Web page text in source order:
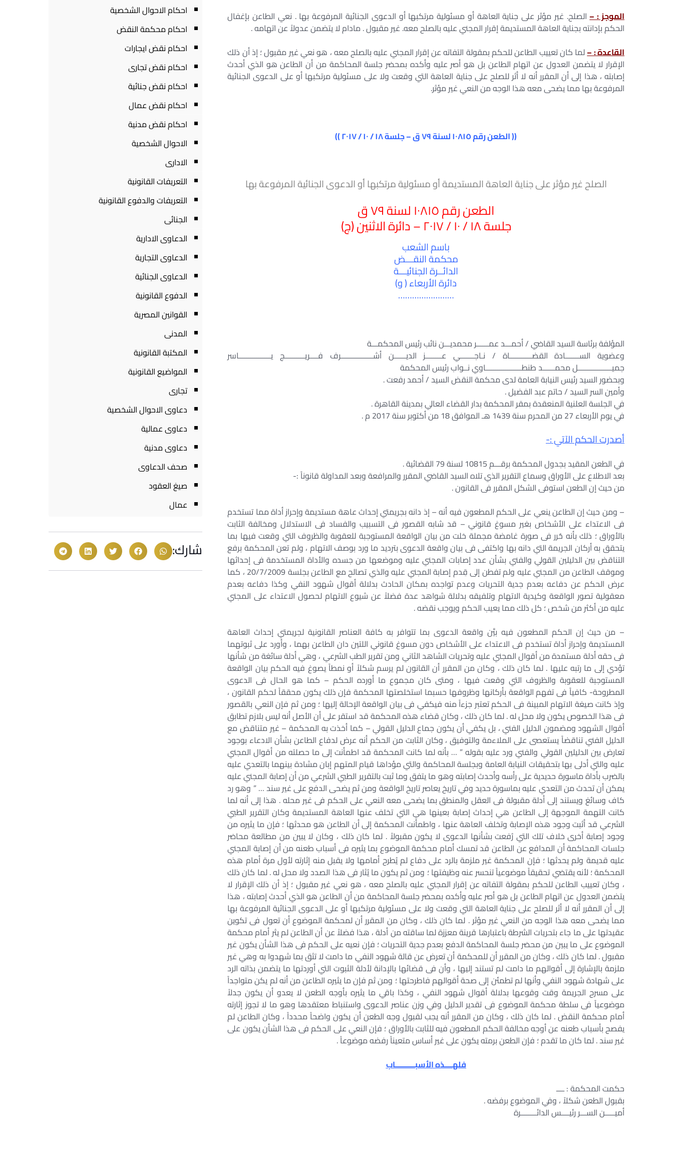
الموجز : –الصلح. غير مؤثر على جناية العاهة أو مسئولية مرتكبها أو الدعوى الجنائية المرفوعة بها . نعي الطاعن بإغفال
الحكم بإدانته بجناية العاهة المستديمة إقرار المجني عليه بالصلح معه. غير مقبول . مادام لا يتضمن عدولاً عن اتهامه .
القاعدة : –لما كان تعييب الطاعن للحكم بمقولة التفاته عن إقرار المجني عليه بالصلح معه ، هو نعي غير مقبول ؛ إذ أن ذلك
الإقرار لا يتضمن العدول عن اتهام الطاعن بل هو أصر عليه وأكده بمحضر جلسة المحاكمة من أن الطاعن هو الذي أحدث
إصابته ، هذا إلى أن المقرر أنه لا أثر للصلح على جناية العاهة التي وقعت ولا على مسئولية مرتكبها أو على الدعوى الجنائية
المرفوعة بها مما يضحى معه هذا الوجه من النعي غير مؤثر.
(( الطعن رقم ۱۰۸۱٥ لسنة ۷۹ ق – جلسة ۱۸ / ۱۰ / ۲۰۱۷ ))
الصلح غير مؤثر على جناية العاهة المستديمة أو مسئولية مرتكبها أو الدعوى الجنائية المرفوعة بها
الطعن رقم ۱۰۸۱٥ لسنة ۷۹ ق
جلسة ۱۸ / ۱۰ / ۲۰۱۷ – دائرة الاثنين (ج)
باسم الشعب
محكمة النقـــض
الدائــرة الجنائيـــة
دائرة الأربعاء ( و)
……………………
المؤلفة برئاسة السيد القاضي / أحمـــد عمــــــر محمديـــن نائب رئيس المحكمـــة
وعضوية الســـــــادة القضـــــــــــاة / نـاجـــــــي عــــــــز الديــــــن أشــــــــــــــــرف فــــريــــــــــج يــــــــــــــــاسر
جميـــــــــــــــــل محمــــــد طنطــــــــــــــــــاوي نــواب رئيس المحكمة
وبحضور السيد رئيس النيابة العامة لدى محكمة النقض السيد / أحمد رفعت .
وأمين السر السيد / حاتم عبد الفضيل .
في الجلسة العلنية المنعقدة بمقر المحكمة بدار القضاء العالي بمدينة القاهرة .
في يوم الأربعاء 27 من المحرم سنة 1439 هـ الموافق 18 من أكتوبر سنة 2017 م .
أصدرت الحكم الآتي :-
في الطعن المقيد بجدول المحكمة برقـــم 10815 لسنة 79 القضائية .
بعد الاطلاع على الأوراق وسماع التقرير الذي تلاه السيد القاضي المقرر والمرافعة وبعد المداولة قانوناً :-
من حيث إن الطعن استوفى الشكل المقرر فى القانون .
– ومن حيث إن الطاعن ينعي على الحكم المطعون فيه أنه – إذ دانه بجريمتي إحداث عاهة مستديمة وإحراز أداة مما تستخدم
فى الاعتداء على الأشخاص بغير مسوغ قانوني – قد شابه القصور فى التسبيب والفساد فى الاستدلال ومخالفة الثابت
بالأوراق ؛ ذلك بأنه حُرر فى صورة غامضة مجملة خلت من بيان الواقعة المستوجبة للعقوبة والظروف التي وقعت فيها بما
يتحقق به أركان الجريمة التي دانه بها واكتفى فى بيان واقعة الدعوى بترديد ما ورد بوصف الاتهام ، ولم تعن المحكمة برفع
التناقض بين الدليلين القولي والفني بشأن عدد إصابات المجني عليه وموضعها من جسده والأداة المستخدمة فى إحداثها
وموقف الطاعن من المجني عليه ولم تفطن إلى قِدم إصابة المجني عليه والذي تصالح مع الطاعن بجلسة 20/7/2009 ، كما
عرض الحكم عن دفاعه بعدم جدية التحريات وعدم تواجده بمكان الحادث بدلالة أقوال شهود النفي وكذا دفاعه بعدم
معقولية تصور الواقعة وكيدية الاتهام وتلفيقه بدلالة شواهد عدة فضلاً عن شيوع الاتهام لحصول الاعتداء على المجني
عليه من أكثر من شخص ؛ كل ذلك مما يعيب الحكم ويوجب نقضه .
– من حيث إن الحكم المطعون فيه بيَّن واقعة الدعوى بما تتوافر به كافة العناصر القانونية لجريمتي إحداث العاهة
المستديمة وإحراز أداة تستخدم فى الاعتداء على الأشخاص دون مسوغ قانوني اللتين دان الطاعن بهما ، وأورد على ثبوتهما
فى حقه أدلة مستمدة من أقوال المجني عليه وتحريات الشاهد الثاني ومن تقرير الطب الشرعي ، وهي أدلة سائغة من شأنها
تؤدي إلى ما رتبه عليها . لما كان ذلك ، وكان من المقرر أن القانون لم يرسم شكلاً أو نمطاً يصوغ فيه الحكم بيان الواقعة
المستوجبة للعقوبة والظروف التي وقعت فيها ، ومتى كان مجموع ما أورده الحكم – كما هو الحال فى الدعوى
المطروحة- كافياً فى تفهم الواقعة بأركانها وظروفها حسبما استخلصتها المحكمة فإن ذلك يكون محققاً لحكم القانون ،
وإذ كانت صيغة الاتهام المبينة فى الحكم تعتبر جزءاً منه فيكفي فى بيان الواقعة الإحالة إليها ؛ ومن ثم فإن النعي بالقصور
فى هذا الخصوص يكون ولا محل له . لما كان ذلك ، وكان قضاء هذه المحكمة قد استقر على أن الأصل أنه ليس بلازم تطابق
أقوال الشهود ومضمون الدليل الفني ، بل يكفي أن يكون جماع الدليل القولي – كما أخذت به المحكمة – غير متناقض مع
الدليل الفني تناقضاً يستعصى على الملاءمة والتوفيق ، وكان الثابت من الحكم أنه عرض لدفاع الطاعن بشأن الادعاء بوجود
تعارض بين الدليلين القولي والفني ورد عليه بقوله ” … بأنه لما كانت المحكمة قد اطمأنت إلى ما حصلته من أقوال المجني
عليه والتي أدلى بها بتحقيقات النيابة العامة وبجلسة المحاكمة والتي مؤداها قيام المتهم إبان مشادة بينهما بالتعدي عليه
بالضرب بأداة ماسورة حديدية على رأسه وأحدث إصابته وهو ما يتفق وما ثبت بالتقرير الطبي الشرعي من أن إصابة المجني عليه
يمكن أن تحدث من التعدي عليه بماسورة حديد وفي تاريخ يعاصر تاريخ الواقعة ومن ثم يضحى الدفع على غير سند … ” وهو رد
كاف وسائغ ويستند إلى أدلة مقبولة فى العقل والمنطق بما يضحى معه النعي على الحكم فى غير محله . هذا إلى أنه لما
كانت التهمة الموجهة إلى الطاعن هي إحداث إصابة بعينها هي التي تخلف عنها العاهة المستديمة وكان التقرير الطبي
الشرعي قد أثبت وجود هذه الإصابة وتخلف العاهة عنها ، واطمأنت المحكمة إلى أن الطاعن هو محدثها ؛ فإن ما يثيره من
وجود إصابة أخرى خلاف تلك التي رُفعت بشأنها الدعوى لا يكون مقبولاً . لما كان ذلك ، وكان لا يبين من مطالعة محاضر
جلسات المحاكمة أن المدافع عن الطاعن قد تمسك أمام محكمة الموضوع بما يثيره فى أسباب طعنه من أن إصابة المجني
عليه قديمة ولم يحدثها ؛ فإن المحكمة غير ملزمة بالرد على دفاع لم يُطرح أمامها ولا يقبل منه إثارته لأول مرة أمام هذه
المحكمة ؛ لأنه يقتضي تحقيقاً موضوعياً تنحسر عنه وظيفتها ؛ ومن ثم يكون ما يُثار فى هذا الصدد ولا محل له . لما كان ذلك
، وكان تعييب الطاعن للحكم بمقولة التفاته عن إقرار المجني عليه بالصلح معه ، هو نعي غير مقبول ؛ إذ أن ذلك الإقرار لا
يتضمن العدول عن اتهام الطاعن بل هو أصر عليه وأكده بمحضر جلسة المحاكمة من أن الطاعن هو الذي أحدث إصابته ، هذا
إلى أن المقرر أنه لا أثر للصلح على جناية العاهة التي وقعت ولا على مسئولية مرتكبها أو على الدعوى الجنائية المرفوعة بها
مما يضحى معه هذا الوجه من النعي غير مؤثر . لما كان ذلك ، وكان من المقرر أن لمحكمة الموضوع أن تعول فى تكوين
عقيدتها على ما جاء بتحريات الشرطة باعتبارها قرينة معززة لما ساقته من أدلة ، هذا فضلاً عن أن الطاعن لم يثر أمام محكمة
الموضوع على ما يبين من محضر جلسة المحاكمة الدفع بعدم جدية التحريات ؛ فإن نعيه على الحكم فى هذا الشأن يكون غير
مقبول . لما كان ذلك ، وكان من المقرر أن للمحكمة أن تعرض عن قالة شهود النفي ما دامت لا تثق بما شهدوا به وهي غير
ملزمة بالإشارة إلى أقوالهم ما دامت لم تستند إليها ، وأن فى قضائها بالإدانة لأدلة الثبوت التي أوردتها ما يتضمن بذاته الرد
على شهادة شهود النفي وأنها لم تطمئن إلى صحة أقوالهم فاطرحتها ؛ ومن ثم فإن ما يثيره الطاعن من أنه لم يكن متواجداً
على مسرح الجريمة وقت وقوعها بدلالة أقوال شهود النفي ، وكذا باقي ما يثيره بأوجه الطعن لا يعدو أن يكون جدلاً
موضوعياً فى سلطة محكمة الموضوع فى تقدير الدليل وفي وزن عناصر الدعوى واستنباط معتقدها وهو ما لا تجوز إثارته
أمام محكمة النقض . لما كان ذلك ، وكان من المقرر أنه يجب لقبول وجه الطعن أن يكون واضحاً محدداً ، وكان الطاعن لم
يفصح بأسباب طعنه عن أوجه مخالفة الحكم المطعون فيه للثابت بالأوراق ؛ فإن النعي على الحكم فى هذا الشأن يكون على
غير سند . لما كان ما تقدم ؛ فإن الطعن برمته يكون على غير أساس متعيناً رفضه موضوعاً .
فلهــــذه الأسبــــــــــاب
حكمت المحكمة : ــــ
بقبول الطعن شكلاً ، وفي الموضوع برفضه .
أميـــــن الســـر رئيــــس الدائــــــــرة
احكام الاحوال الشخصية
احكام محكمة النقض
احكام نقض ايجارات
احكام نقض تجارى
احكام نقض جنائية
احكام نقض عمال
احكام نقض مدنية
الاحوال الشخصية
الادارى
التعريفات القانونية
التعريفات والدفوع القانونية
الجنائى
الدعاوى الادارية
الدعاوى التجارية
الدعاوى الجنائية
الدفوع القانونية
القوانين المصرية
المدنى
المكتبة القانونية
المواضيع القانونية
تجارى
دعاوى الاحوال الشخصية
دعاوى عمالية
دعاوى مدنية
صحف الدعاوى
صيغ العقود
عمال
شارك: